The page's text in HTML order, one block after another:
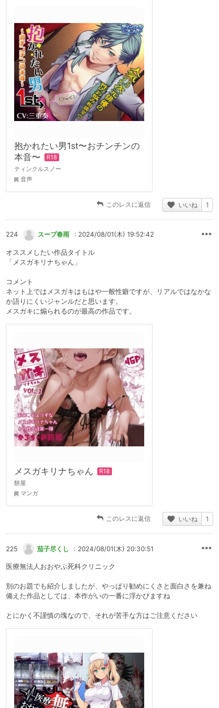
抱かれたい男1st〜おチンチンの
本音〜
ティンクルスノー
音声
このレスに返信 いいね 1
224 スープ春雨 : 2024/08/01(木) 19:52:42
オススメしたい作品タイトル
「メスガキリナちゃん」
コメント
ネット上ではメスガキはもはや一般性癖ですが、リアルではなかな
か語りにくいジャンルだと思います。
メスガキに煽られるのが最高の作品です。
メスガキリナちゃん
餅屋
マンガ
このレスに返信 いいね 1
225 茄子尽くし : 2024/08/01(木) 20:30:51
医療無法人おおやぶ死科クリニック
別のお題でも紹介しましたが、やっぱり勧めにくさと面白さを兼ね
備えた作品としては、本作がいの一番に浮かびますね
とにかく不謹慎の塊なので、それが苦手な方はご注意ください